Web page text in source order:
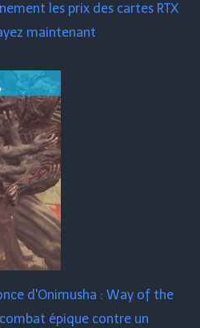
les prix des cartes RTX
maintenant
d'Onimusha : Way of the
épique contre un